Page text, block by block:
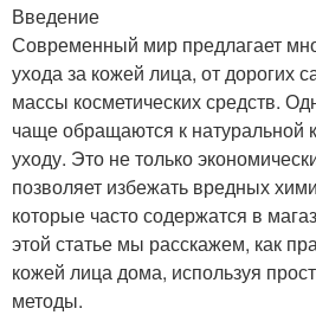
Введение
Современный мир предлагает
ухода за кожей лица, от дорогих
массы косметических средств.
чаще обращаются к натуральной
уходу. Это не только
позволяет избежать вредных
которые часто содержатся в
этой статье мы расскажем, как
кожей лица дома, используя
методы.